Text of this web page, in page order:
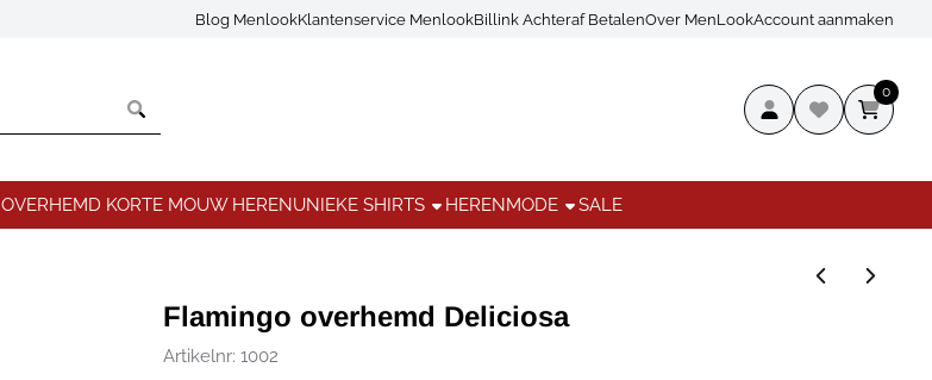
Blog MenlookKlantenservice MenlookBillink Achteraf BetalenOver MenLookAccount aanmaken
0
OVERHEMD KORTE MOUW HERENUNIEKE SHIRTS HERENMODE SALE
Flamingo overhemd Deliciosa
Artikelnr: 1002